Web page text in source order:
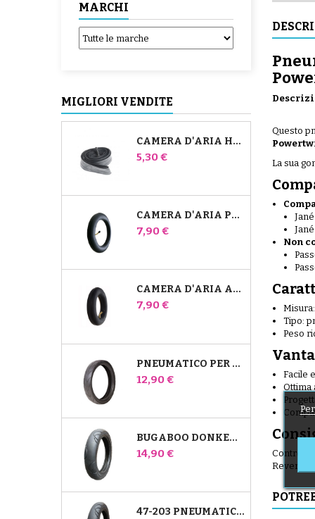
MARCHI
MIGLIORI VENDITE
CAMERA D'ARIA HIGH TREK BÉBÉ CONFORT
Prezzo
5,30 €
CAMERA D'ARIA PER PASSEGGINO JANÉ SLALOM PRO E POWERTWIN
Prezzo
7,90 €
CAMERA D'ARIA ANTERIORE DEL PASSEGGINO BUGABOO DONKEY
Prezzo
7,90 €
PNEUMATICO PER PASSEGGINO JANÉ SLALOM PRO E POWERTWIN
Prezzo
12,90 €
BUGABOO DONKEY 39X177 PNEUMATICO COMPATIBILE PER PASSEGGINO - PER RUOTA ANTERIORE
Prezzo
14,90 €
47-203 PNEUMATICO COMPATIBILE CON IL PASSEGGINO BUGABOO DONKEY - PER RUOTA POSTERIORE
Questo
La sua
Non
Tipo:
Peso
Facile
Ottima
Reverse